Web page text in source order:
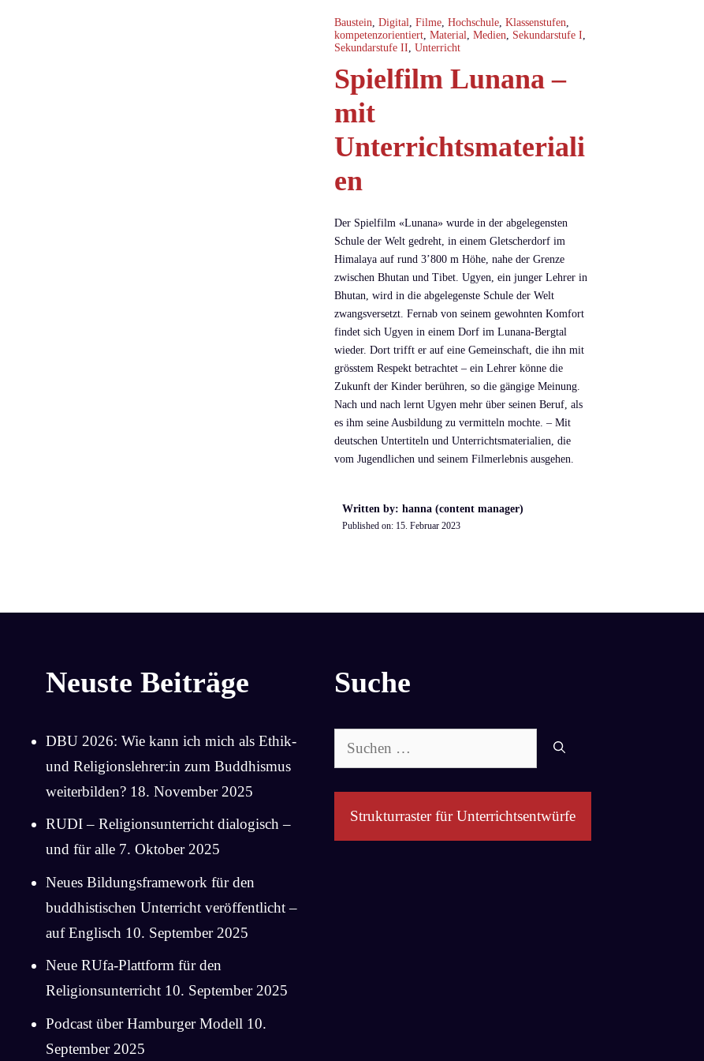
Baustein ,Digital ,Filme ,Hochschule ,Klassenstufen
kompetenzorientiert ,Material ,Medien Sekundarstufe I
Sekundarstufe II ,Unterricht
Spielfilm Lunana –
mit
Unterrichtsmateriali
en
Der Spielfilm «Lunana» wurde in der abgelegensten
Schule der Welt gedreht, in einem Gletscherdorf im
Himalaya auf rund 3’800 m Höhe, nahe der Grenze
zwischen Bhutan und Tibet. Ugyen, ein junger Lehrer in
Bhutan, wird in die abgelegenste Schule der Welt
zwangsversetzt. Fernab von seinem gewohnten Komfort
findet sich Ugyen in einem Dorf im Lunana-Bergtal
wieder. Dort trifft er auf eine Gemeinschaft, die ihn mit
grösstem Respekt betrachtet – ein Lehrer könne die
Zukunft der Kinder berühren, so die gängige Meinung.
Nach und nach lernt Ugyen mehr über seinen Beruf, als
es ihm seine Ausbildung zu vermitteln mochte. – Mit
deutschen Untertiteln und Unterrichtsmaterialien, die
vom Jugendlichen und seinem Filmerlebnis ausgehen.
Written by: hanna (content manager)
Published on: 15. Februar 2023
Neuste Beiträge
DBU 2026: Wie kann ich mich als Ethik-
und Religionslehrer:in zum Buddhismus
weiterbilden? 18. November 2025
RUDI – Religionsunterricht dialogisch –
und für alle 7. Oktober 2025
Neues Bildungsframework für den
buddhistischen Unterricht veröffentlicht –
auf Englisch 10. September 2025
Neue RUfa-Plattform für den
Religionsunterricht 10. September 2025
Podcast über Hamburger Modell 10.
September 2025
Suche
Suchen
nach:
Strukturraster für Unterrichtsentwürfe